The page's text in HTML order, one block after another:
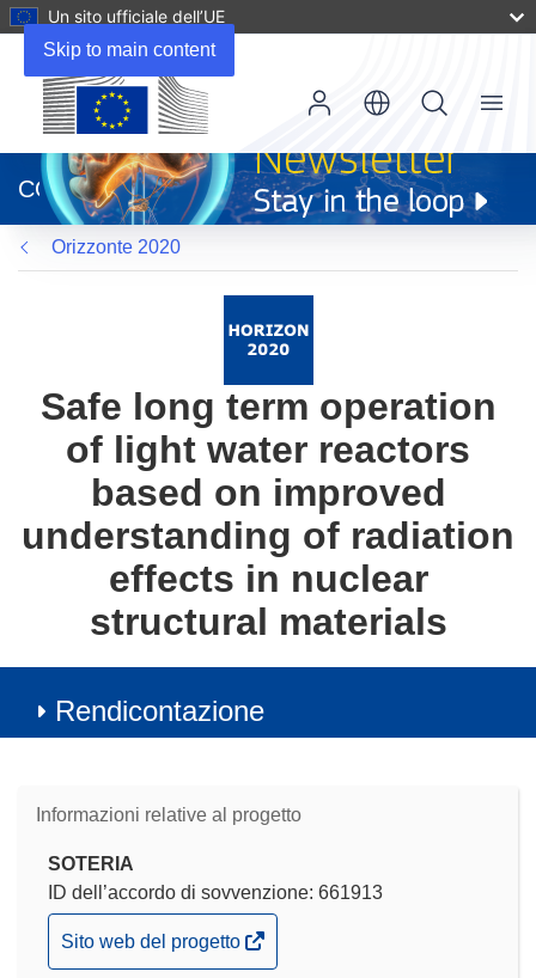
Skip to main content
Un sito ufficiale dell’UE
apre
in
una
nuova
finestra)
CORDIS
Menu
Orizzonte 2020
Safe long term operation
of light water reactors
based on improved
understanding of radiation
effects in nuclear
structural materials
Rendicontazione
Informazioni relative al progetto
SOTERIA
ID dell’accordo di sovvenzione: 661913
(si
apre
Sito web del progetto